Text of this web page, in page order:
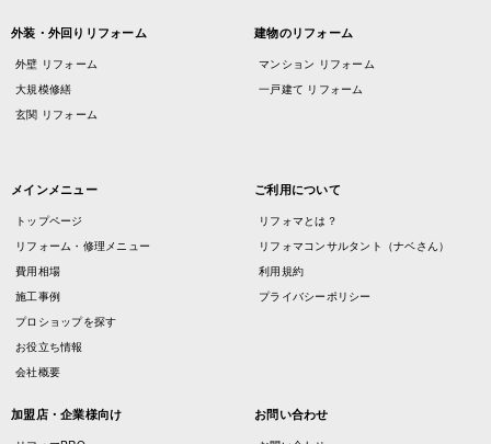
外装・外回りリフォーム
外壁 リフォーム
大規模修繕
玄関 リフォーム
建物のリフォーム
マンション リフォーム
一戸建て リフォーム
メインメニュー
トップページ
リフォーム・修理メニュー
費用相場
施工事例
プロショップを探す
お役立ち情報
会社概要
ご利用について
リフォマとは？
リフォマコンサルタント（ナベさん）
利用規約
プライバシーポリシー
加盟店・企業様向け お問い合わせ